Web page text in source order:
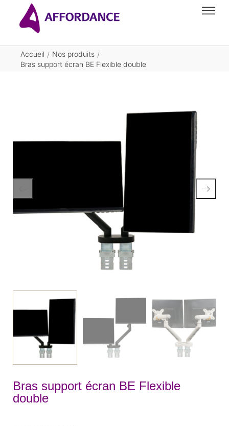
Accueil / Nos produits /
Bras support écran BE Flexible double
Bras support écran BE Flexible
double